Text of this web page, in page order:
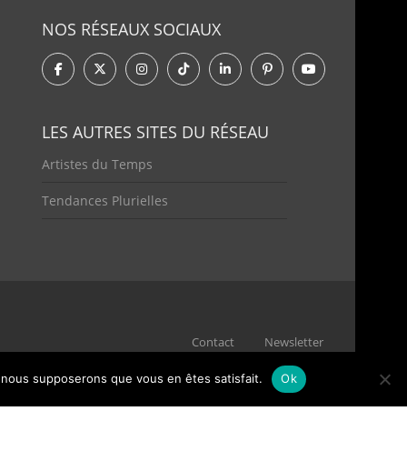
NOS RÉSEAUX SOCIAUX
LES AUTRES SITES DU RÉSEAU
Artistes du Temps
Tendances Plurielles
Contact Newsletter
supposerons que vous en êtes satisfait. Ok